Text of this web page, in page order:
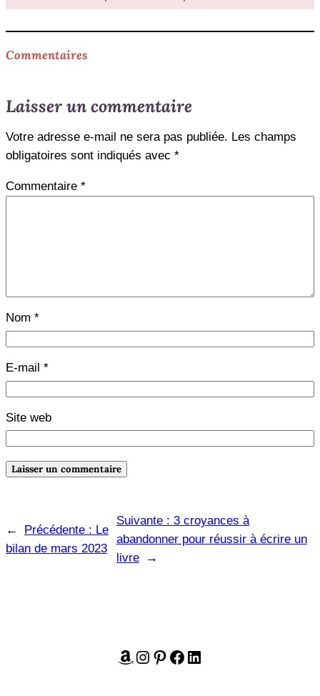
Commentaires
Laisser un commentaire
Votre adresse e-mail ne sera pas publiée. Les champs
obligatoires sont indiqués avec *
Commentaire *
Nom *
E-mail *
Site web
← Précédente : Le
bilan de mars 2023
Suivante : 3 croyances à
abandonner pour réussir à écrire un
livre
→
Amazon
Instagram
Pinterest
Facebook
LinkedIn